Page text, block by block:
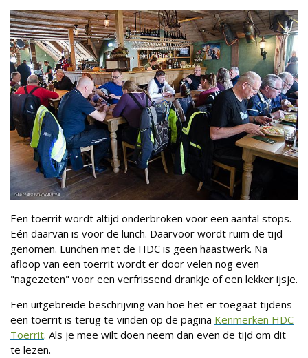
Een toerrit wordt altijd onderbroken voor een aantal stops.
Eén daarvan is voor de lunch. Daarvoor wordt ruim de tijd
genomen. Lunchen met de HDC is geen haastwerk. Na
afloop van een toerrit wordt er door velen nog even
"nagezeten" voor een verfrissend drankje of een lekker ijsje.
Een uitgebreide beschrijving van hoe het er toegaat tijdens
een toerrit is terug te vinden op de pagina Kenmerken HDC
Toerrit. Als je mee wilt doen neem dan even de tijd om dit
te lezen.